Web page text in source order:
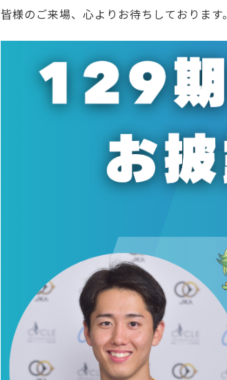
皆様のご来場、心よりお待ちしております。